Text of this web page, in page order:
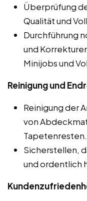
Überprüfung
Qualität und
Durchführung
und
Minijobs und
Reinigung und
Reinigung der
von
Tapetenresten.
Sicherstellen,
und ordentlich